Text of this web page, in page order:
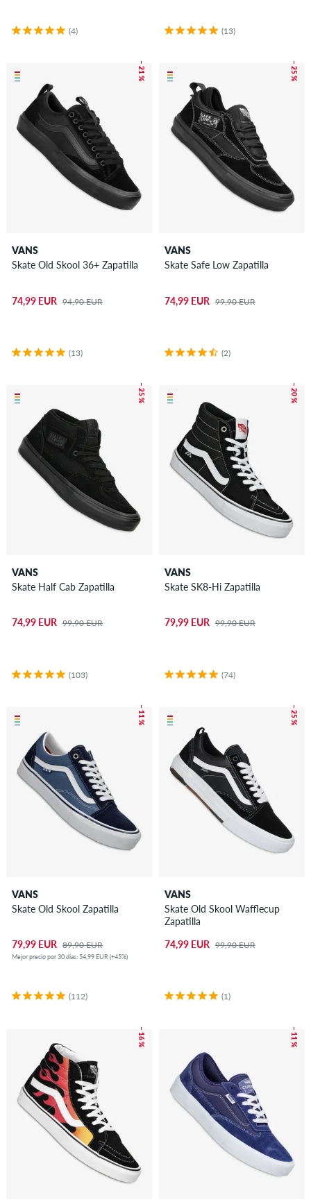
(4) (13)
– 21 %
VANS
Skate Old Skool 36+ Zapatilla
74,99 EUR 94,90 EUR
(13)
– 25 %
VANS
Skate Safe Low Zapatilla
74,99 EUR 99,90 EUR
(2)
– 25 %
VANS
Skate Half Cab Zapatilla
74,99 EUR 99,90 EUR
(103)
– 20 %
VANS
Skate SK8-Hi Zapatilla
79,99 EUR 99,90 EUR
(74)
– 11 %
VANS
Skate Old Skool Zapatilla
79,99 EUR 89,90 EUR
Mejor precio por 30 días: 54,99 EUR (+45%)
(112)
– 25 %
VANS
Skate Old Skool Wafflecup
Zapatilla
74,99 EUR 99,90 EUR
(1)
– 16 % – 11 %